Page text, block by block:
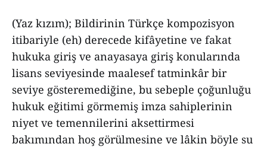
(Yaz kızım); Bildirinin Türkçe kompozisyon
itibariyle (eh) derecede kifâyetine ve fakat
hukuka giriş ve anayasaya giriş konularında
lisans seviyesinde maalesef tatminkâr bir
seviye gösteremediğine, bu sebeple çoğunluğu
hukuk eğitimi görmemiş imza sahiplerinin
niyet ve temennilerini aksettirmesi
bakımından hoş görülmesine ve lâkin böyle su